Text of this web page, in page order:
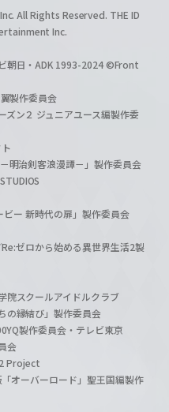
All Rights Reserved. THE ID
Inc.
朝日・ADK 1993-2024 ©Front
製作委員会
ン２ ジュニアユース編製作委
明治剣客浪漫譚－」製作委員会
ー 新時代の扉」製作委員会
ゼロから始める異世界生活2製
院スクールアイドルクラブ
の縁結び」製作委員会
製作委員会・テレビ東京
会
Project
オーバーロード」聖王国編製作